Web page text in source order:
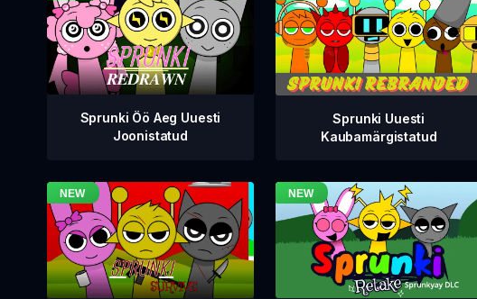
Sprunki Öö Aeg Uuesti
Joonistatud
Sprunki Uuesti
Kaubamärgistatud